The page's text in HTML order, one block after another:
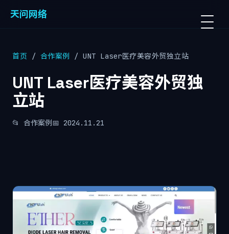
天问网络
首页 / 合作案例 / UNT Laser医疗美容外贸独立站
UNT Laser医疗美容外贸独
立站
📂 合作案例📅 2024.11.21